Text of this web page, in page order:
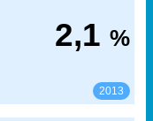
2,1 %
2013
Source :
OST du
HCERES